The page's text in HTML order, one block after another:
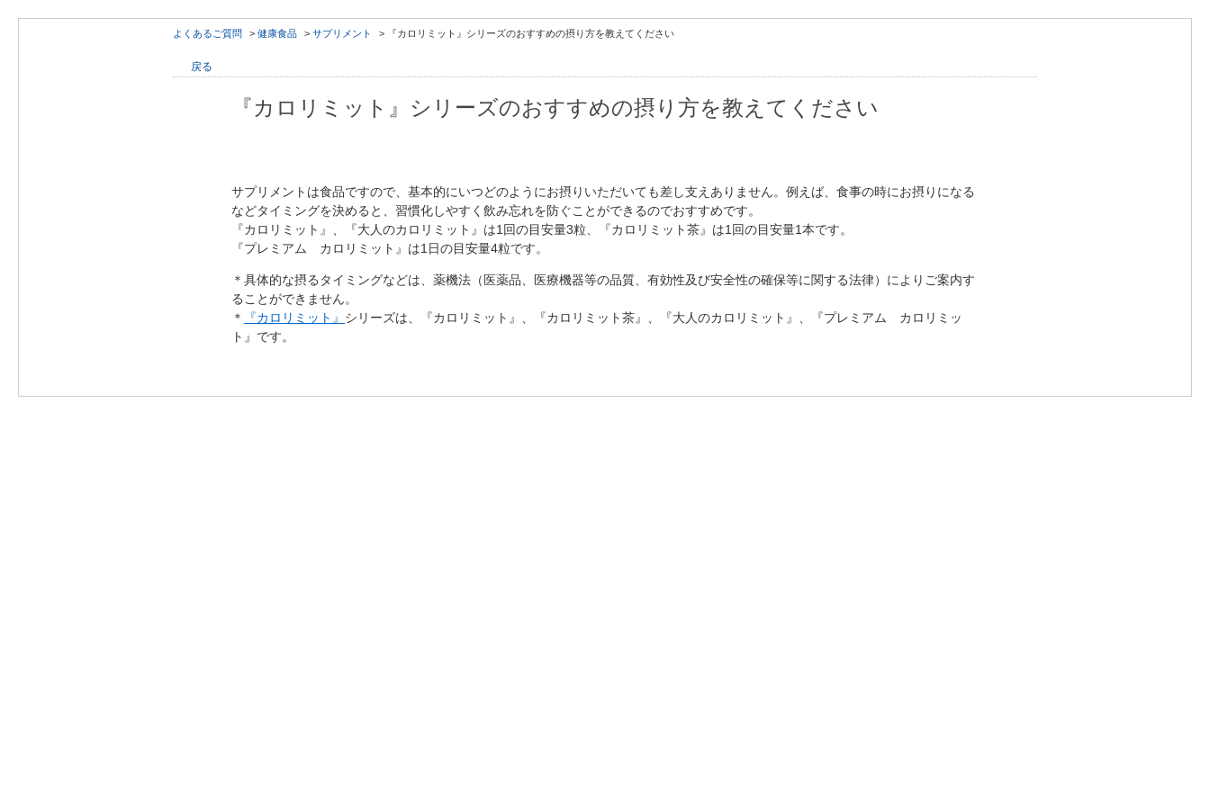
よくあるご質問 > 健康食品 > サプリメント > 『カロリミット』シリーズのおすすめの摂り方を教えてください
戻る
『カロリミット』シリーズのおすすめの摂り方を教えてください
サプリメントは食品ですので、基本的にいつどのようにお摂りいただいても差し支えありません。例えば、食事の時にお摂りになる
などタイミングを決めると、習慣化しやすく飲み忘れを防ぐことができるのでおすすめです。
『カロリミット』、『大人のカロリミット』は1回の目安量3粒、『カロリミット茶』は1回の目安量1本です。
『プレミアム カロリミット』は1日の目安量4粒です。
＊具体的な摂るタイミングなどは、薬機法（医薬品、医療機器等の品質、有効性及び安全性の確保等に関する法律）によりご案内す
ることができません。
＊
『カロリミット』 シリーズは、『カロリミット』、『カロリミット茶』、『大人のカロリミット』、『プレミアム カロリミッ
ト』です。